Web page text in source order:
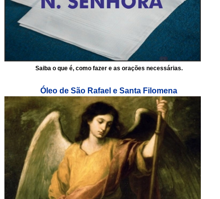
Saiba o que é, como fazer e as orações necessárias.
Óleo de São Rafael e Santa Filomena